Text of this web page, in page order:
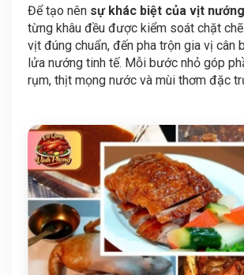
Để tạo nên sự khác biệt của vịt
từng khâu đều được kiểm soát chặt
vịt đúng chuẩn, đến pha trộn gia vị cân
lửa nướng tinh tế. Mỗi bước nhỏ góp
rụm, thịt mọng nước và mùi thơm đặc